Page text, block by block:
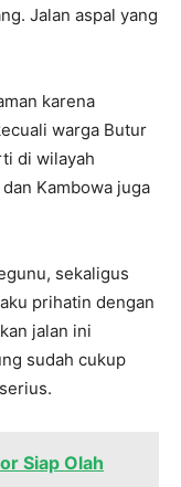
Jalan aspal yang
karena
warga Butur
di wilayah
Kambowa juga
sekaligus
prihatin dengan
jalan ini
sudah cukup
Siap Olah